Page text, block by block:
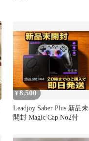
¥8,500
Leadjoy Saber Plus 新品未
開封 Magic Cap No2付